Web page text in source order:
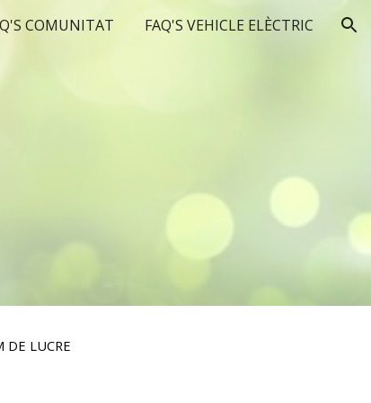
COMUNITAT FAQ'S VEHICLE ELÈCTRIC
DE LUCRE